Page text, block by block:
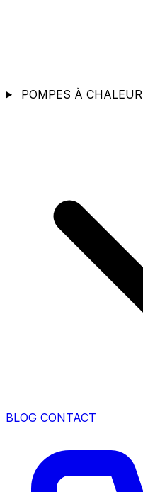
POMPES À CHALEUR
BLOG CONTACT